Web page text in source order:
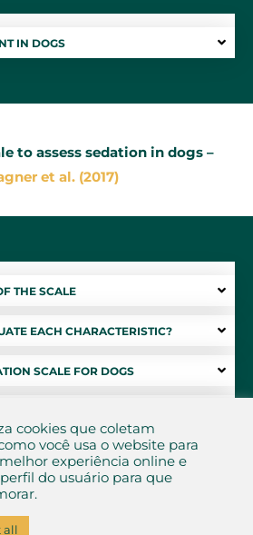
IN DOGS
to assess sedation in dogs –
et al. (2017)
THE SCALE
EACH CHARACTERISTIC?
SCALE FOR DOGS
YOU ANIMAL
cookies que coletam
você usa o website para
experiência online e
do usuário para que
all